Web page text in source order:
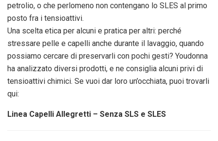
petrolio, o che perlomeno non contengano lo SLES al primo
posto fra i tensioattivi.
Una scelta etica per alcuni e pratica per altri: perché
stressare pelle e capelli anche durante il lavaggio, quando
possiamo cercare di preservarli con pochi gesti? Youdonna
ha analizzato diversi prodotti, e ne consiglia alcuni privi di
tensioattivi chimici. Se vuoi dar loro un’occhiata, puoi trovarli
qui:
Linea Capelli Allegretti – Senza SLS e SLES